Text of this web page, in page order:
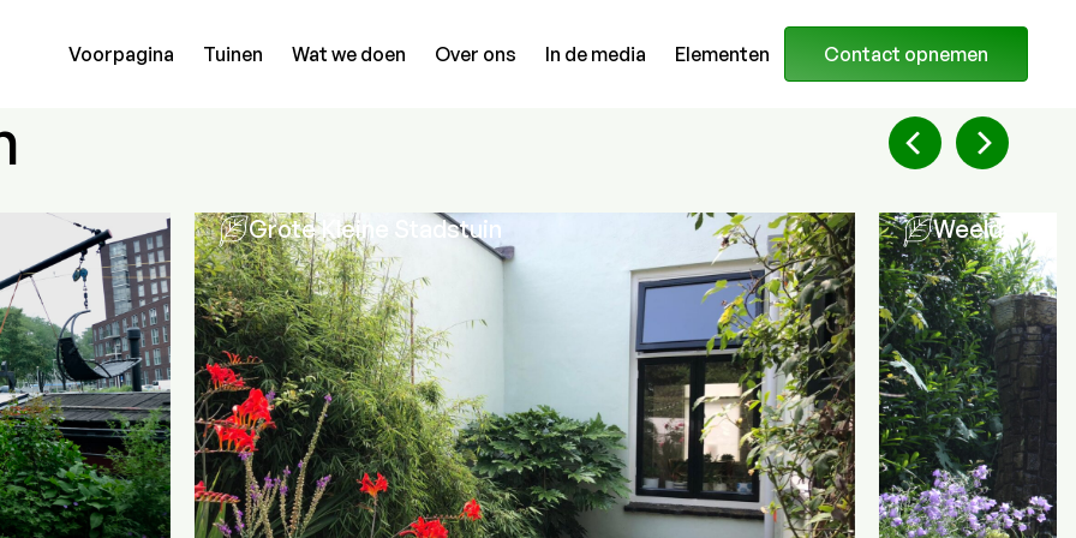
Voorpagina Tuinen Wat we doen Over ons In de media Elementen Contact opnemen
Grote Kleine Stadstuin Weelderige